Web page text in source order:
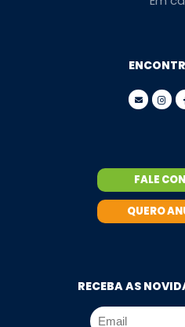
FALE
QUERO
RECEBA AS